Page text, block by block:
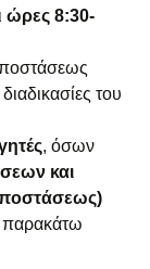
ώρες 8:30-
του
, όσων
και
παρακάτω